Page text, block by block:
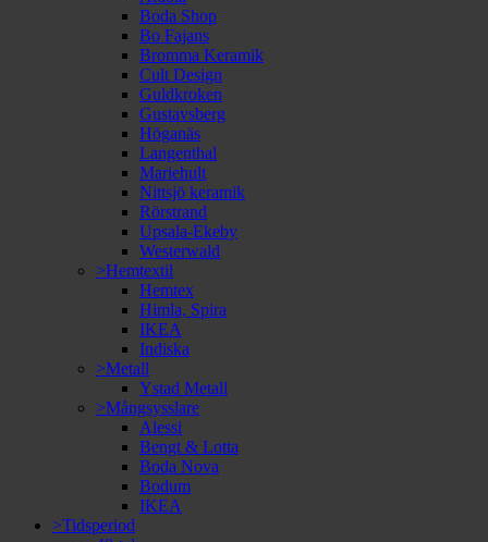
Boda Shop
Bo Fajans
Bromma Keramik
Cult Design
Guldkroken
Gustavsberg
Höganäs
Langenthal
Mariehult
Nittsjö keramik
Rörstrand
Upsala-Ekeby
Westerwald
>Hemtextil
Hemtex
Himla, Spira
IKEA
Indiska
>Metall
Ystad Metall
>Mångsysslare
Alessi
Bengt & Lotta
Boda Nova
Bodum
IKEA
>Tidsperiod